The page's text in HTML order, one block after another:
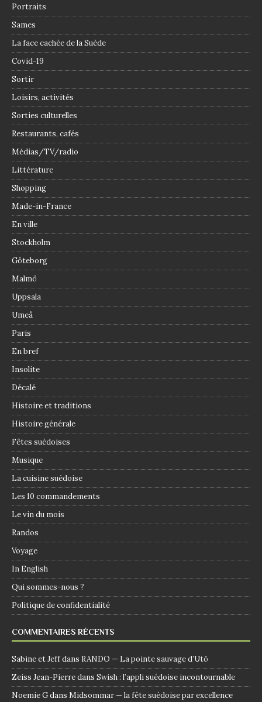
Portraits
Sames
La face cachée de la Suède
Covid-19
Sortir
Loisirs, activités
Sorties culturelles
Restaurants, cafés
Médias/TV/radio
Littérature
Shopping
Made-in-France
En ville
Stockholm
Göteborg
Malmö
Uppsala
Umeå
Paris
En bref
Insolite
Décalé
Histoire et traditions
Histoire générale
Fêtes suédoises
Musique
La cuisine suédoise
Les 10 commandements
Le vin du mois
Randos
Voyage
In English
Qui sommes-nous ?
Politique de confidentialité
COMMENTAIRES RÉCENTS
Sabine et Jeffdans RANDO — La pointe sauvage d’Utö
Zeiss Jean-Pierredans Swish : l’appli suédoise incontournable
Noemie Gdans Midsommar — la fête suédoise par excellence